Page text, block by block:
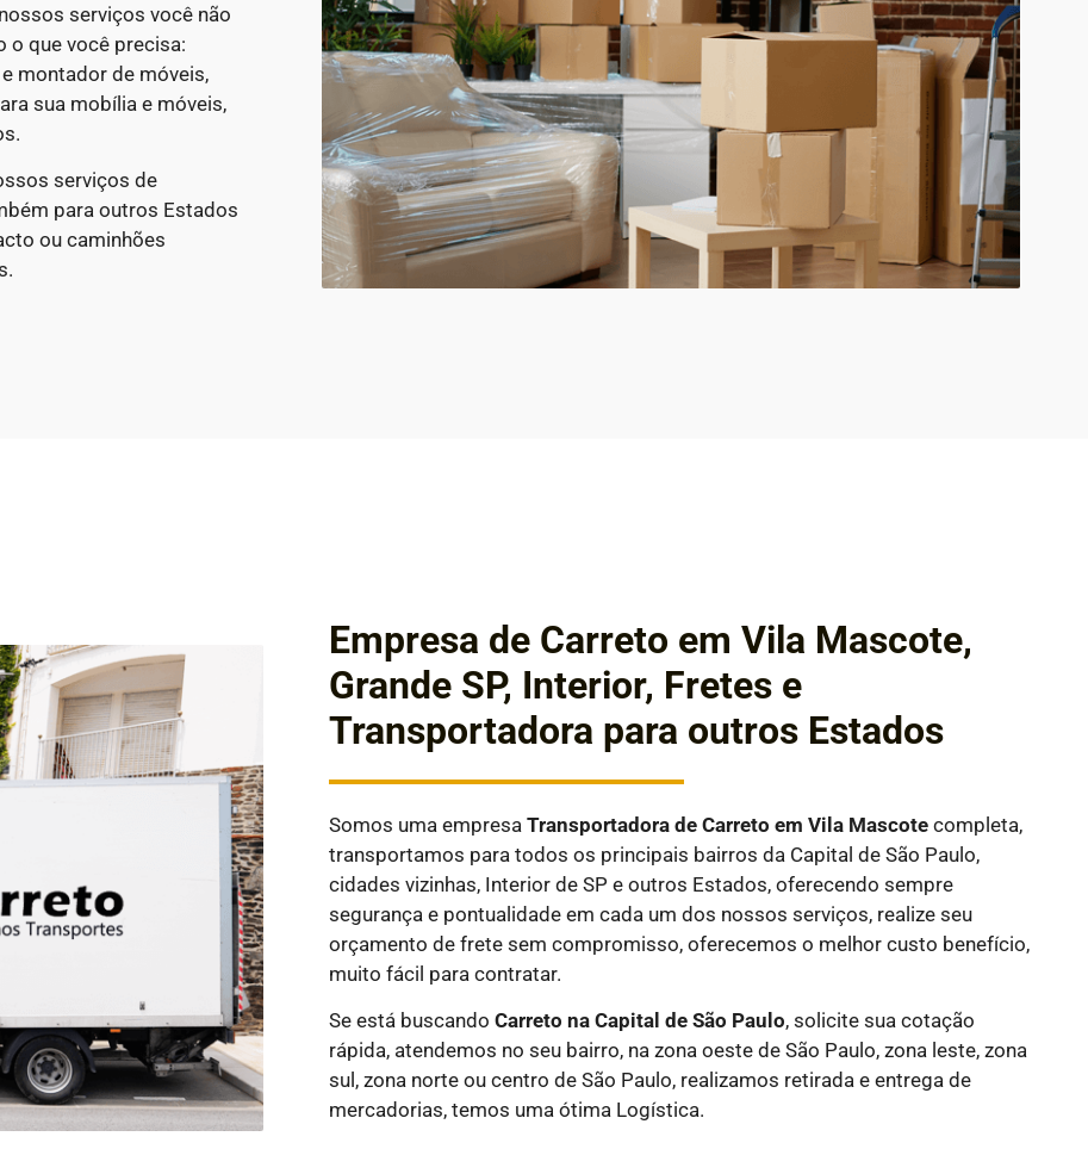
serviços você não
o que você precisa:
montador de móveis,
sua mobília e móveis,
serviços de
para outros Estados
ou caminhões
Empresa de Carreto em Vila Mascote,
Grande SP, Interior, Fretes e
Transportadora para outros Estados
Somos uma empresaTransportadora de Carreto emVila Mascote completa,
transportamos para todos os principais bairros da Capital de São Paulo,
cidades vizinhas, Interior de SP e outros Estados, oferecendo sempre
segurança e pontualidade em cada um dos nossos serviços, realize seu
orçamento de frete sem compromisso, oferecemos o melhor custo benefício,
muito fácil para contratar.
Se está buscandoCarreto na Capital de São Paulo, solicite sua cotação
rápida, atendemos no seu bairro, na zona oeste de São Paulo, zona leste, zona
sul, zona norte ou centro de São Paulo, realizamos retirada e entrega de
mercadorias, temos uma ótima Logística.